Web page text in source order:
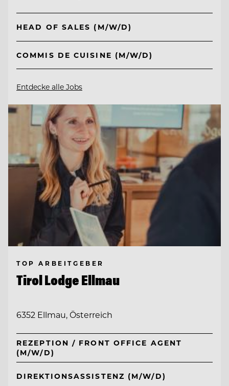
HEAD OF SALES (M/W/D)
COMMIS DE CUISINE (M/W/D)
Entdecke alle Jobs
TOP ARBEITGEBER
Tirol Lodge Ellmau
6352 Ellmau, Österreich
REZEPTION / FRONT OFFICE AGENT
(M/W/D)
DIREKTIONSASSISTENZ (M/W/D)